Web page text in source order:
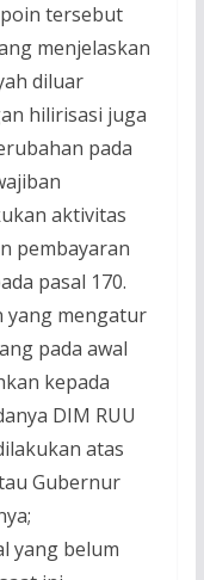
tersebut
menjelaskan
diluar
hilirisasi juga
pada
aktivitas
pembayaran
pasal 170.
yang mengatur
pada awal
kepada
DIM RUU
atas
Gubernur
yang belum